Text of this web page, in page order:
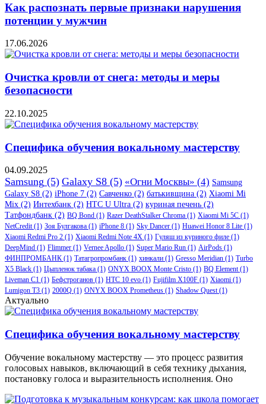
Как распознать первые признаки нарушения
потенции у мужчин
17.06.2026
Очистка кровли от снега: методы и меры
безопасности
22.10.2025
Специфика обучения вокальному мастерству
04.09.2025
Samsung (5) Galaxy S8 (5) «Огни Москвы» (4) Samsung
Galaxy S8 (2) iPhone 7 (2) Савченко (2) батькивщина (2) Xiaomi Mi
Mix (2) Интехбанк (2) HTC U Ultra (2) куриная печень (2)
Татфондбанк (2) BQ Bond (1) Razer DeathStalker Chroma (1) Xiaomi Mi 5C (1)
NetCredit(1) Зоя Булгакова (1) iPhone 8 (1) Sky Dancer (1) Huawei Honor 8 Lite (1)
Xiaomi Redmi Pro 2 (1) Xiaomi Redmi Note 4X (1) Гуляш из куриного филе (1)
DeepMind (1) Flimmer (1) Vernee Apollo (1) Super Mario Run (1) AirPods (1)
ФИНПРОМБАНК (1) Татагропромбанк (1) хинкали (1) Gresso Meridian (1) Turbo
X5 Black (1) Цыпленок табака (1) ONYX BOOX Monte Cristo (1) BQ Element(1)
Liveman C1 (1) Бефстроганов (1) HTC 10 evo (1) Fujifilm X100F (1) Xiaomi (1)
Lumigon T3 (1) 2000Q (1) ONYX BOOX Prometheus (1) Shadow Quest(1)
Актуально
Специфика обучения вокальному мастерству
Обучение вокальному мастерству — это процесс развития
голосовых навыков, включающий в себя технику дыхания,
постановку голоса и выразительность исполнения. Оно